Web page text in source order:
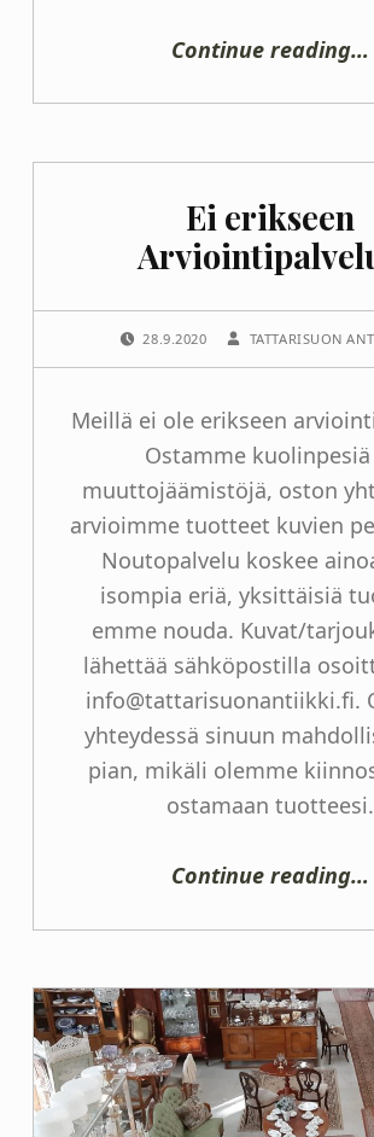
Continue reading…
Ei erikseen
28.9.2020 TATTARISUON
Meillä ei ole erikseen
Ostamme
muuttojäämistöjä, oston
arvioimme tuotteet kuvien
Noutopalvelu koskee
isompia eriä, yksittäisiä
emme nouda. Kuvat/
lähettää sähköpostilla
info@tattarisuonantiikki.fi.
yhteydessä sinuun
pian, mikäli olemme
ostamaan tuotteesi.
Continue reading…